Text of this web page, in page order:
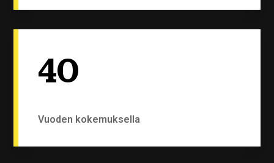
40
Vuoden kokemuksella